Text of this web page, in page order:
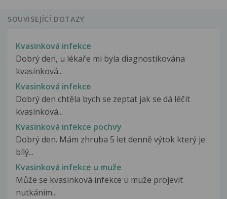
SOUVISEJÍCÍ DOTAZY
Kvasinková infekce
Dobrý den, u lékaře mi byla diagnostikována
kvasinková...
Kvasinková infekce
Dobrý den chtěla bych se zeptat jak se dá léčit
kvasinková...
Kvasinková infekce pochvy
Dobrý den. Mám zhruba 5 let denně výtok který je
bílý...
Kvasinková infekce u muže
Může se kvasinková infekce u muže projevit
nutkáním...